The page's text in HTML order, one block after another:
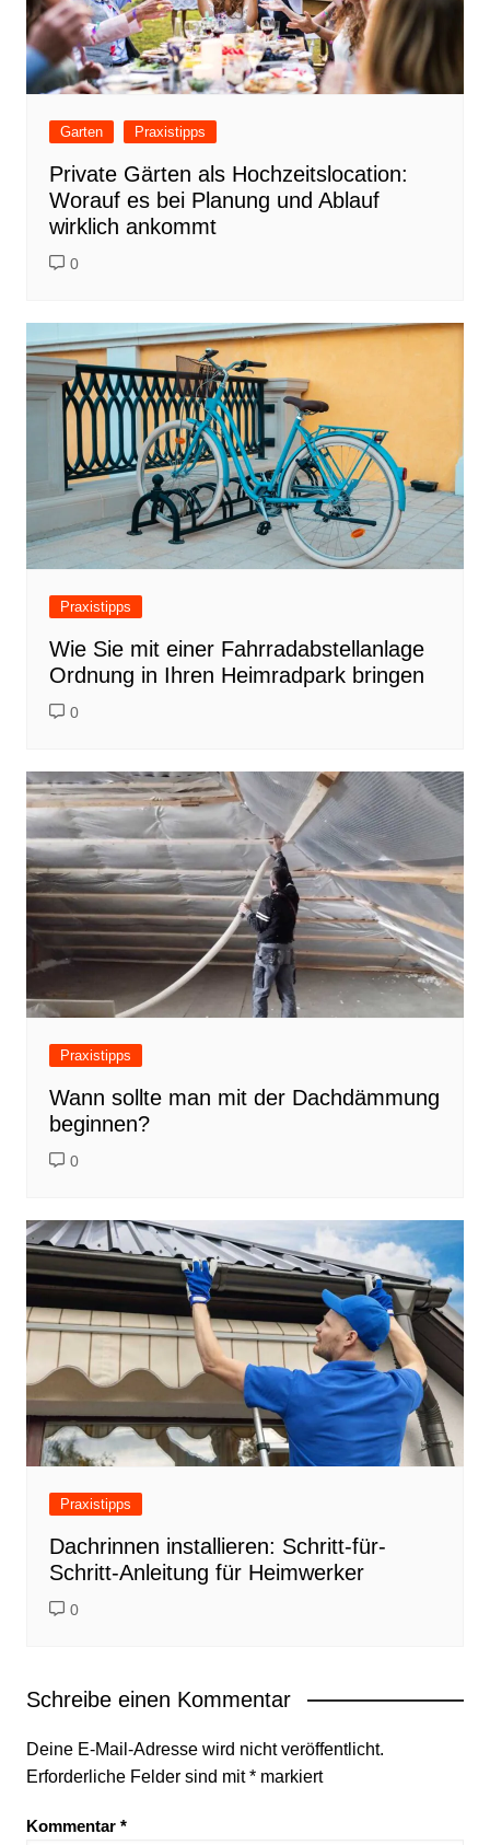
Garten Praxistipps
Private Gärten als Hochzeitslocation:
Worauf es bei Planung und Ablauf
wirklich ankommt
0
Praxistipps
Wie Sie mit einer Fahrradabstellanlage
Ordnung in Ihren Heimradpark bringen
0
Praxistipps
Wann sollte man mit der Dachdämmung
beginnen?
0
Praxistipps
Dachrinnen installieren: Schritt-für-
Schritt-Anleitung für Heimwerker
0
Schreibe einen Kommentar
Deine E-Mail-Adresse wird nicht veröffentlicht.
Erforderliche Felder sind mit*markiert
Kommentar *